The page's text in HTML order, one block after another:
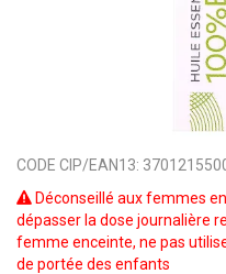
CODE CIP/EAN13:
Déconseillé aux femmes
dépasser la dose journalière
femme enceinte, ne pas
de portée des enfants